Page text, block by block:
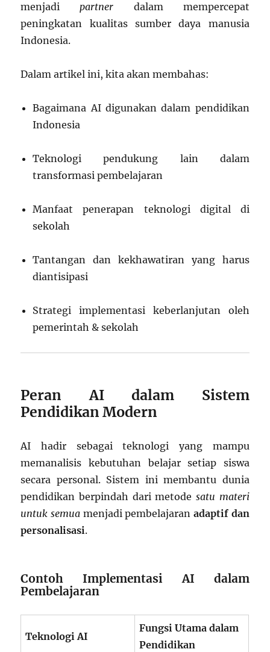
menjadipartner dalam mempercepat
peningkatan kualitas sumber daya manusia
Indonesia.
Dalam artikel ini, kita akan membahas:
Bagaimana AI digunakan dalam pendidikan
Indonesia
Teknologi pendukung lain dalam
transformasi pembelajaran
Manfaat penerapan teknologi digital di
sekolah
Tantangan dan kekhawatiran yang harus
diantisipasi
Strategi implementasi keberlanjutan oleh
pemerintah & sekolah
Peran AI dalam Sistem
Pendidikan Modern
AI hadir sebagai teknologi yang mampu
memanalisis kebutuhan belajar setiap siswa
secara personal. Sistem ini membantu dunia
pendidikan berpindah dari metode satu materi
untuk semua menjadi pembelajaran adaptif dan
personalisasi.
Contoh Implementasi AI dalam
Pembelajaran
Teknologi AI
Fungsi Utama dalam
Pendidikan